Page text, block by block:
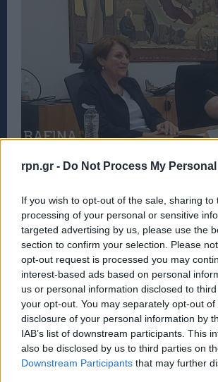
rpn.gr - Do Not Process My
If you wish to opt-out of the sale, sharing to
processing of your personal or sensitive
targeted advertising by us, please use the
section to confirm your selection. Please
opt-out request is processed you may
interest-based ads based on personal
us or personal information disclosed to
your opt-out. You may separately opt-out
disclosure of your personal information by
IAB’s list of downstream participants. This
also be disclosed by us to third parties on
Downstream Participants that may further
Δεν πραγματοποιήθηκε λόγω
απαρτίας το Δημοτικό
Πικερμίου της Πέμπτης 6
ΡΑΦΗΝΑ - ΠΙΚΕΡΜΙ 7 Αυγούστου, 2026
Δεν πραγματοποιήθηκε η
του Δημοτικού Συμβουλίου Ραφήνας-
Πέμπτη 6 Αυγούστου 2026, καθώς δεν
απαιτούμενος...